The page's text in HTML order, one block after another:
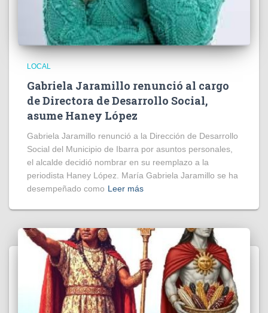
LOCAL
Gabriela Jaramillo renunció al cargo
de Directora de Desarrollo Social,
asume Haney López
Gabriela Jaramillo renunció a la Dirección de Desarrollo
Social del Municipio de Ibarra por asuntos personales,
el alcalde decidió nombrar en su reemplazo a la
periodista Haney López. María Gabriela Jaramillo se ha
desempeñado como Leer más